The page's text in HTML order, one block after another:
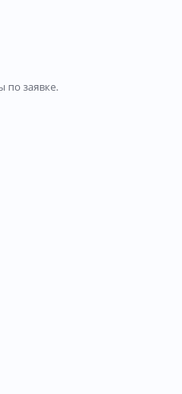
по заявке.